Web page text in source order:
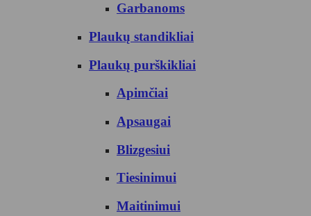
Garbanoms
Plaukų standikliai
Plaukų purškikliai
Apimčiai
Apsaugai
Blizgesiui
Tiesinimui
Maitinimui